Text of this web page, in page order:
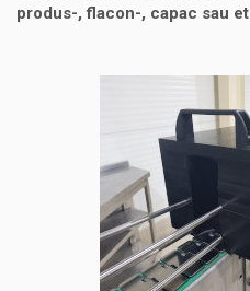
produs-, flacon-, capac sau